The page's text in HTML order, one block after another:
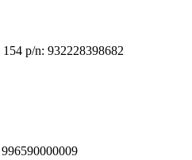
p/n: 932228398682